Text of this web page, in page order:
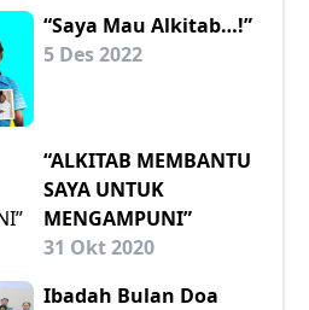
“Saya Mau Alkitab…!”
5 Des 2022
“ALKITAB MEMBANTU
SAYA UNTUK
MENGAMPUNI”
31 Okt 2020
Ibadah Bulan Doa